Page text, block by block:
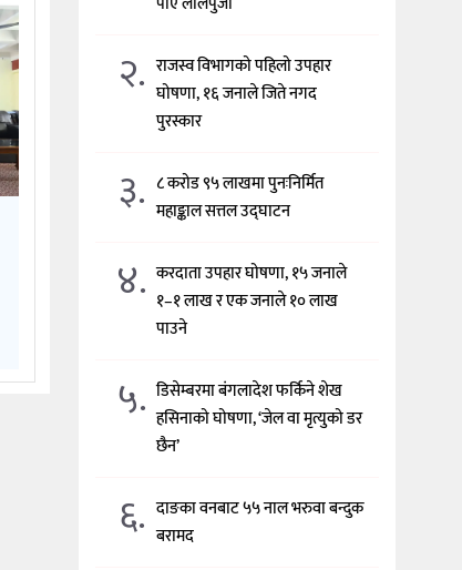
२. राजस्व विभागको पहिलो उपहार
घोषणा, १६ जनाले जिते नगद
पुरस्कार
३. ८ करोड ९५ लाखमा पुनःनिर्मित
महाङ्काल सत्तल उद्घाटन
४. करदाता उपहार घोषणा, १५ जनाले
१–१ लाख र एक जनाले १० लाख
पाउने
५. डिसेम्बरमा बंगलादेश फर्किने शेख
हसिनाको घोषणा, ‘जेल वा मृत्युको डर
छैन’
६. दाङका वनबाट ५५ नाल भरुवा बन्दुक
बरामद